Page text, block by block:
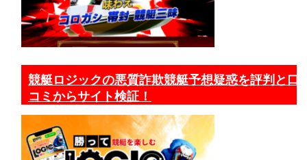
競艇ロジックの悪質詐欺競艇予想疑惑を評判と口
コミからサイト検証！